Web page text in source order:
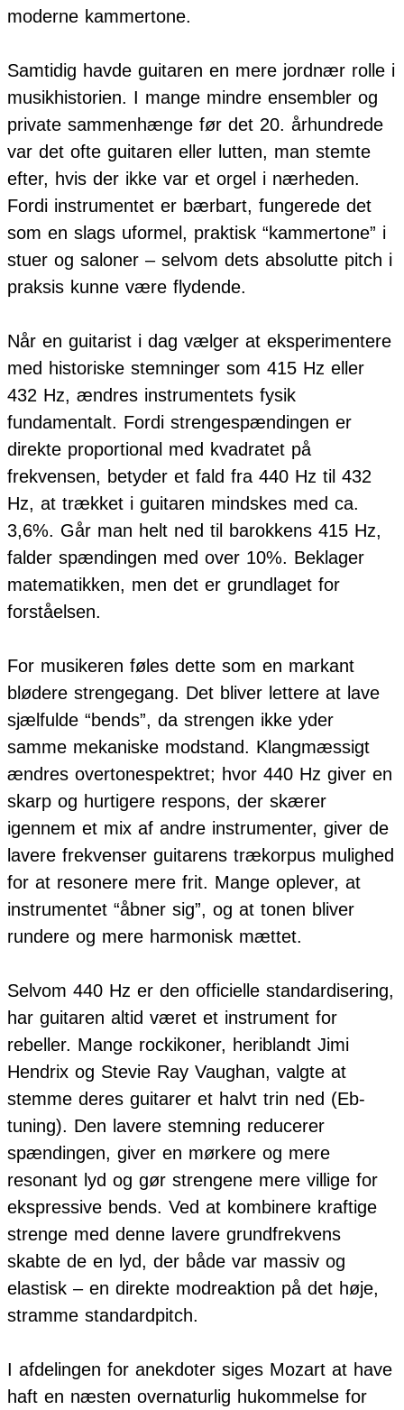
moderne kammertone.
Samtidig havde guitaren en mere jordnær rolle i
musikhistorien. I mange mindre ensembler og
private sammenhænge før det 20. århundrede
var det ofte guitaren eller lutten, man stemte
efter, hvis der ikke var et orgel i nærheden.
Fordi instrumentet er bærbart, fungerede det
som en slags uformel, praktisk “kammertone” i
stuer og saloner – selvom dets absolutte pitch i
praksis kunne være flydende.
Når en guitarist i dag vælger at eksperimentere
med historiske stemninger som 415 Hz eller
432 Hz, ændres instrumentets fysik
fundamentalt. Fordi strengespændingen er
direkte proportional med kvadratet på
frekvensen, betyder et fald fra 440 Hz til 432
Hz, at trækket i guitaren mindskes med ca.
3,6%. Går man helt ned til barokkens 415 Hz,
falder spændingen med over 10%. Beklager
matematikken, men det er grundlaget for
forståelsen.
For musikeren føles dette som en markant
blødere strengegang. Det bliver lettere at lave
sjælfulde “bends”, da strengen ikke yder
samme mekaniske modstand. Klangmæssigt
ændres overtonespektret; hvor 440 Hz giver en
skarp og hurtigere respons, der skærer
igennem et mix af andre instrumenter, giver de
lavere frekvenser guitarens trækorpus mulighed
for at resonere mere frit. Mange oplever, at
instrumentet “åbner sig”, og at tonen bliver
rundere og mere harmonisk mættet.
Selvom 440 Hz er den officielle standardisering,
har guitaren altid været et instrument for
rebeller. Mange rockikoner, heriblandt Jimi
Hendrix og Stevie Ray Vaughan, valgte at
stemme deres guitarer et halvt trin ned (Eb-
tuning). Den lavere stemning reducerer
spændingen, giver en mørkere og mere
resonant lyd og gør strengene mere villige for
ekspressive bends. Ved at kombinere kraftige
strenge med denne lavere grundfrekvens
skabte de en lyd, der både var massiv og
elastisk – en direkte modreaktion på det høje,
stramme standardpitch.
I afdelingen for anekdoter siges Mozart at have
haft en næsten overnaturlig hukommelse for